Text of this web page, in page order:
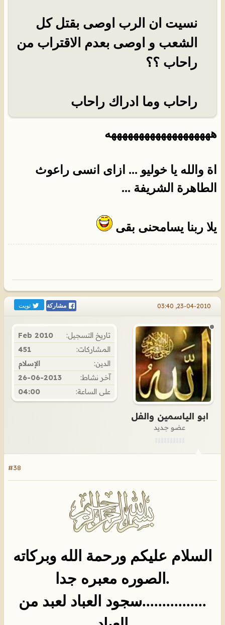
نسيت ان الرب اوصى بقتل كل
الشعب و اوصى بعدم الاقتراب من
راحاب ؟؟
راحاب وما ادراك راحاب
هههههههههههههههههههه
اة والله يا خوليو ... ازاى انسى راعوث
الطاهرة الشريفة ...
يلا ربنا يسامحنى بقى
23-04-2010, 03:40 مشاركة تويت
ابو الياسمين والفل
عضو جديد
تاريخ التسجيل:
Feb 2010
المشاركات:
451
الدين:
الإسلام
آخر نشاط:
26-06-2013
على الساعة:
04:00
#38
السلام عليكم ورحمة الله وبركاته
.الصوره معبره جدا
................سجود العباد لعبد من